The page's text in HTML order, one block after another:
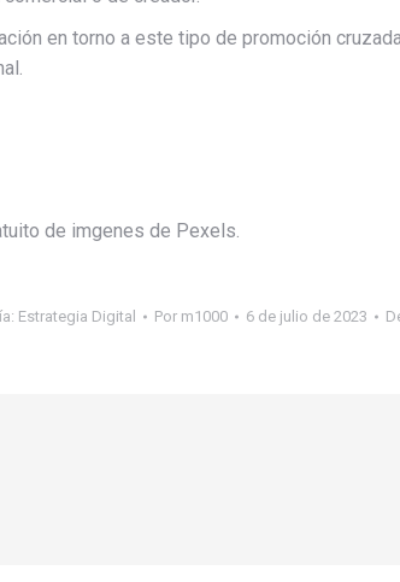
en torno a este tipo de promoción
de imgenes de Pexels.
Estrategia Digital Por m1000 6 de julio de 2023